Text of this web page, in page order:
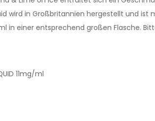
wird in Großbritannien hergestellt und
in einer entsprechend großen Flasche.
11mg/ml